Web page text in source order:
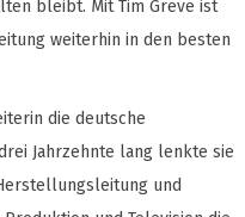
bleibt. Mit Tim Greve ist
weiterhin in den besten
die deutsche
Jahrzehnte lang lenkte sie
und